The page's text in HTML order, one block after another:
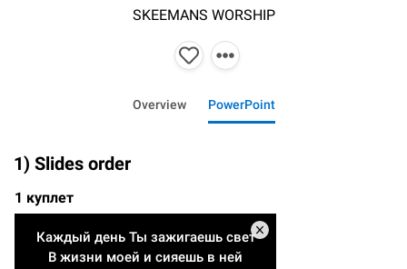
SKEEMANS WORSHIP
Overview PowerPoint
1) Slides order
1 куплет
Каждый день Ты зажигаешь свет
В жизни моей и сияешь в ней